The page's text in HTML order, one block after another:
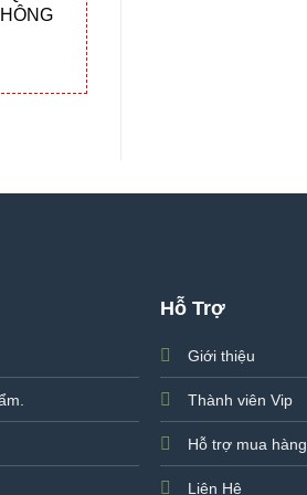
.
Hỗ Trợ
Giới thiệu
Thành viên Vip
Hỗ trợ mua hàng
Liên Hệ